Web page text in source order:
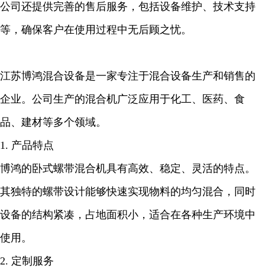
公司还提供完善的售后服务，包括设备维护、技术支持
等，确保客户在使用过程中无后顾之忧。
江苏博鸿混合设备是一家专注于混合设备生产和销售的
企业。公司生产的混合机广泛应用于化工、医药、食
品、建材等多个领域。
1. 产品特点
博鸿的卧式螺带混合机具有高效、稳定、灵活的特点。
其独特的螺带设计能够快速实现物料的均匀混合，同时
设备的结构紧凑，占地面积小，适合在各种生产环境中
使用。
2. 定制服务